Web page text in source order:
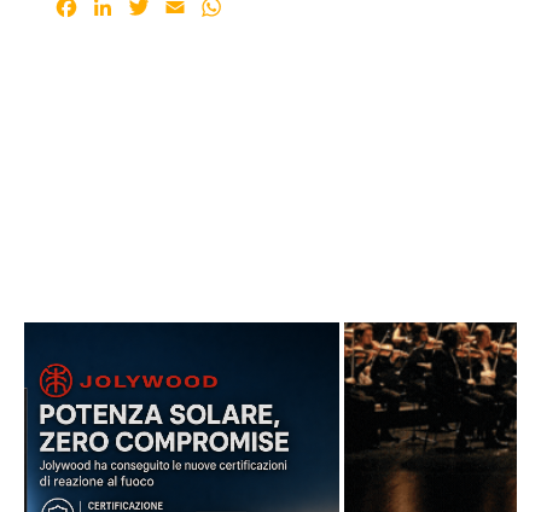
Facebook
LinkedInTwitter
Email